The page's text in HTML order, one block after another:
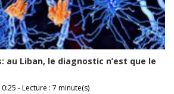
au Liban, le diagnostic n’est que le
- Lecture : 7 minute(s)